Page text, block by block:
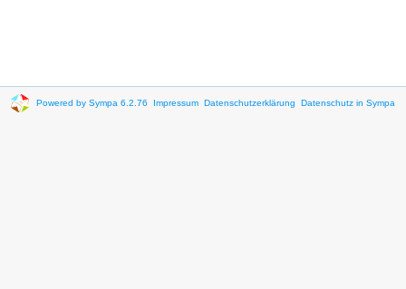
Powered by Sympa 6.2.76 Impressum Datenschutzerklärung Datenschutz in Sympa